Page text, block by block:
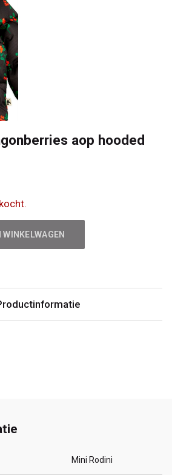
aop hooded
Mini Rodini